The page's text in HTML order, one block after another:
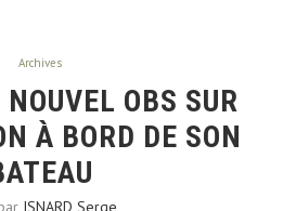
Archives
OBS SUR
À BORD DE SON
ISNARD Serge